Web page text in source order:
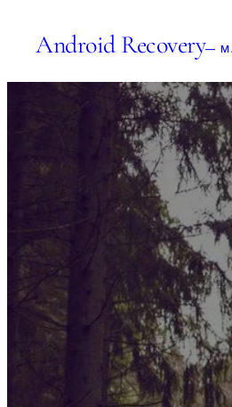
Android Recovery—